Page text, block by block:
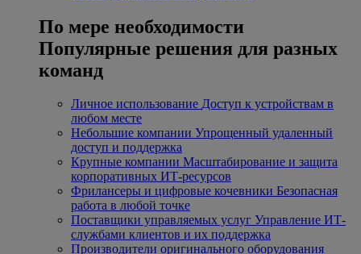
По мере необходимости
Популярные решения для разных
команд
Личное использование Доступ к устройствам в
любом месте
Небольшие компании Упрощенный удаленный
доступ и поддержка
Крупные компании Масштабирование и защита
корпоративных ИТ-ресурсов
Фрилансеры и цифровые кочевники Безопасная
работа в любой точке
Поставщики управляемых услуг Управление ИТ-
службами клиентов и их поддержка
Производители оригинального оборудования